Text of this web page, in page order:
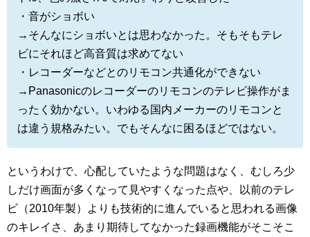
・音がショボい
→そんなにショボいとは思わなかった。そもそもテレ
ビにそれほど高音質は求めてない
・レコーダーなどとのリモコン共通化ができない
→Panasonicのレコーダーのリモコンのテレビ操作がま
ったく効かない。いわゆる国内メーカーのリモコンと
は違う規格みたい。でもそんなに困るほどではない。
というわけで、心配していたような問題はなく、むしろ少
しだけ画面が多くなって見やすくなった点や、以前のテレ
ビ（2010年製）よりも技術的に進んでいると思われる画像
のキレイさ、あまり期待してなかった録画機能がそこそこ